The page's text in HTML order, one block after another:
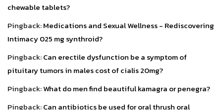
chewable tablets?
Pingback:Medications and Sexual Wellness - Rediscovering
Intimacy 025 mg synthroid?
Pingback:Can erectile dysfunction be a symptom of
pituitary tumors in males cost of cialis 20mg?
Pingback:What do men find beautiful kamagra or penegra?
Pingback:Can antibiotics be used for oral thrush oral